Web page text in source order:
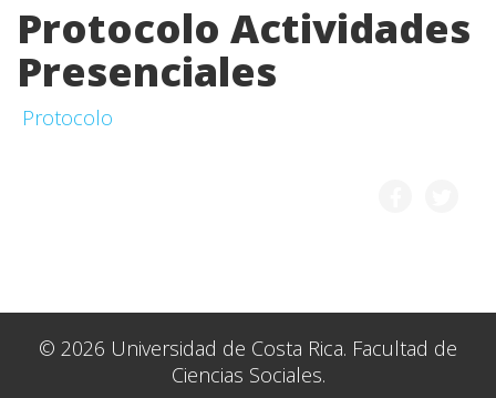
Protocolo Actividades
Presenciales
Protocolo
© 2026 Universidad de Costa Rica. Facultad de
Ciencias Sociales.